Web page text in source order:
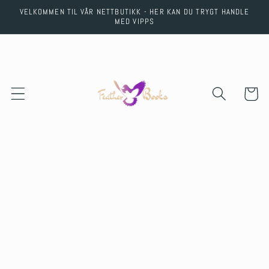
Skip to
VELKOMMEN TIL VÅR NETTBUTIKK - HER KAN DU TRYGT HANDLE
MED VIPPS
Cart